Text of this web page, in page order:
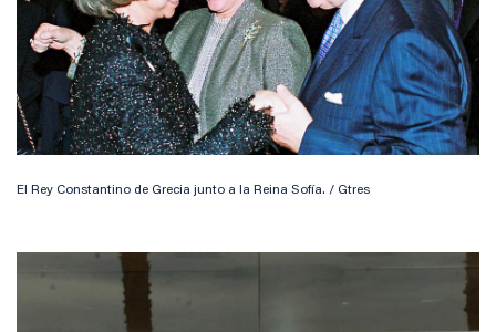
El Rey Constantino de Grecia junto a la Reina Sofía. / Gtres